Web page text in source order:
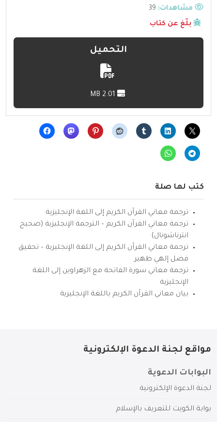
مشاهدات:
بلّغ عن كتاب
التحميل
كتب لها صلة
ترجمة معاني القرآن الكريم إلى اللغة الإنجليزية
ترجمة معاني القرآن الكريم – الترجمة الإنجليزية (صحيح
انترناشونال)
ترجمة معاني القرآن الكريم إلى اللغة الإنجليزية – تحقيق
فضل إلهي ظهير
ترجمة معاني سورة الفاتحة مع الزهراوين إلى اللغة
الإنجليزية
بيان معاني القرآن الكريم باللغة الإنجليزية
مواقع لجنة الدعوة الإلكترونية
البوابات الدعوية
لجنة الدعوة الإلكترونية
بوابة الكويت للتعريف بالإسلام